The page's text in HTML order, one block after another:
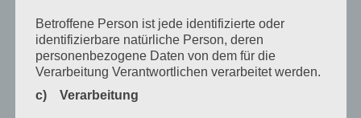
Oktober 2020
August 2020
Juli 2020
Juni 2020
Betroffene Person ist jede identifizierte oder
identifizierbare natürliche Person, deren
personenbezogene Daten von dem für die
Verarbeitung Verantwortlichen verarbeitet werden.
c) Verarbeitung